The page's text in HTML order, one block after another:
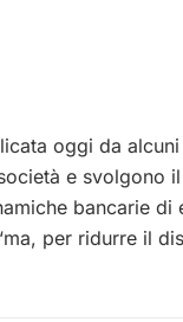
oggi da
e svolgono
bancarie di
per ridurre il